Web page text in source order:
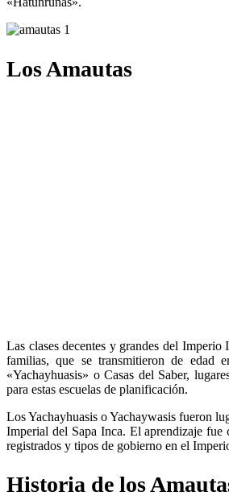
Los Amautas
Las clases decentes y grandes del
familias, que se transmitieron de edad
«Yachayhuasis» o Casas del Saber,
para estas escuelas de planificación.
Los Yachayhuasis o Yachaywasis fueron
Imperial del Sapa Inca. El aprendizaje fue
registrados y tipos de gobierno en el
Historia de los